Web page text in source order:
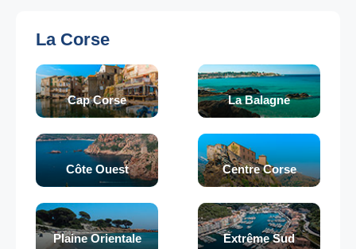
La Corse
Cap Corse La Balagne
Côte Ouest Centre Corse
Plaine Orientale Extrême Sud